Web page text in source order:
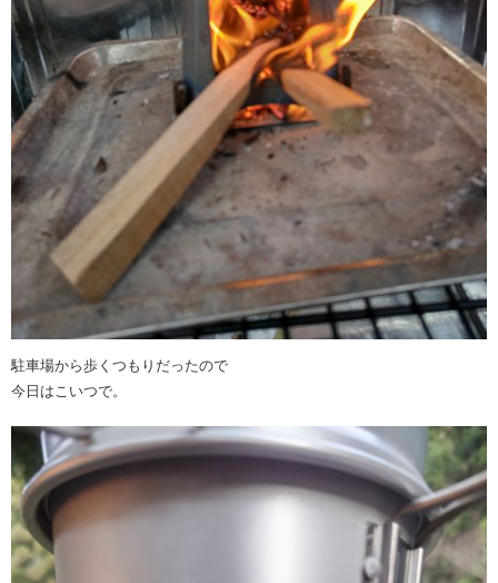
駐車場から歩くつもりだったので
今日はこいつで。